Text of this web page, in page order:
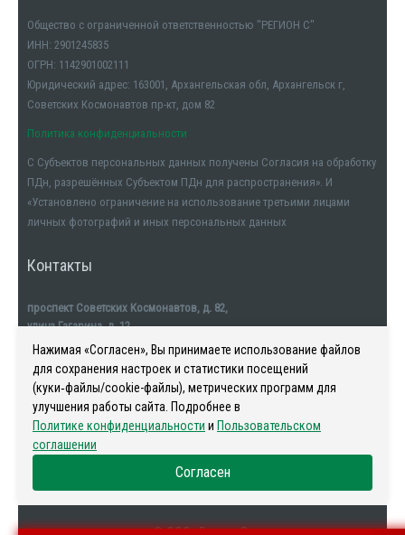
Общество с ограниченной ответственностью "РЕГИОН С"
ИНН: 2901245835
ОГРН: 1142901002111
Юридический адрес: 163001, Архангельская обл, Архангельск г,
Советских Космонавтов пр-кт, дом 82
Политика конфиденциальности
С Субъектов персональных данных получены Согласия на обработку
ПДн, разрешённых Субъектом ПДн для распространения». И
«Установлено ограничение на использование третьими лицами
личных фотографий и иных персональных данных
Контакты
проспект Советских Космонавтов, д. 82,
улица Гагарина, д. 12
тел. +7911-554-32-32
Наша история
Нажимая «Согласен», Вы принимаете использование файлов
для сохранения настроек и статистики посещений
(куки‑файлы/cookie-файлы), метрических программ для
улучшения работы сайта. Подробнее в
Политике конфиденциальности и Пользовательском
соглашении
Согласен